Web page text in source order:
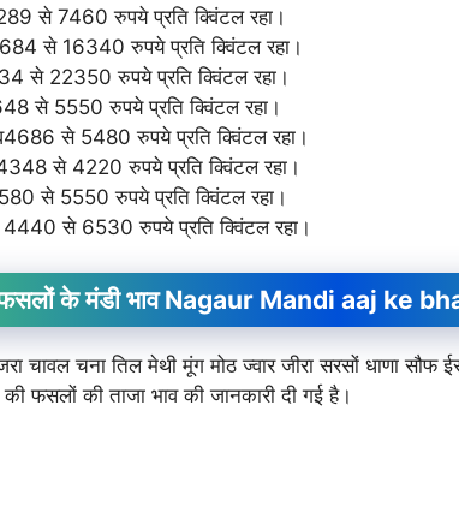
से 7460 रुपये प्रति क्विंटल रहा।
से 16340 रुपये प्रति क्विंटल रहा।
से 22350 रुपये प्रति क्विंटल रहा।
से 5550 रुपये प्रति क्विंटल रहा।
से 5480 रुपये प्रति क्विंटल रहा।
से 4220 रुपये प्रति क्विंटल रहा।
से 5550 रुपये प्रति क्विंटल रहा।
4440 से 6530 रुपये प्रति क्विंटल रहा।
फसलों के मंडी भाव Nagaur Mandi aaj ke
चावल चना तिल मेथी मूंग मोठ ज्वार जीरा सरसों धाणा सौफ
फसलों की ताजा भाव की जानकारी दी गई है।